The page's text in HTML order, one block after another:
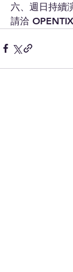
六、週日持續
請洽